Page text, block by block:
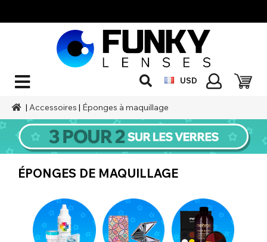
USD
|Accessoires | Éponges à maquillage
ÉPONGES DE MAQUILLAGE